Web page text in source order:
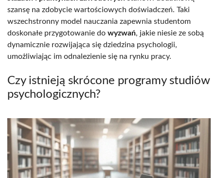
szansę na zdobycie wartościowych doświadczeń. Taki
wszechstronny model nauczania zapewnia studentom
doskonałe przygotowanie do wyzwań, jakie niesie ze sobą
dynamicznie rozwijająca się dziedzina psychologii,
umożliwiając im odnalezienie się na rynku pracy.
Czy istnieją skrócone programy studiów
psychologicznych?